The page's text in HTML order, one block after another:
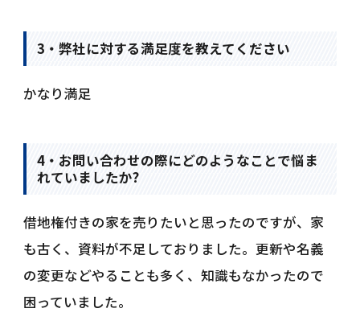
3・弊社に対する満足度を教えてください
かなり満足
4・お問い合わせの際にどのようなことで悩ま
れていましたか?
借地権付きの家を売りたいと思ったのですが、家
も古く、資料が不足しておりました。更新や名義
の変更などやることも多く、知識もなかったので
困っていました。